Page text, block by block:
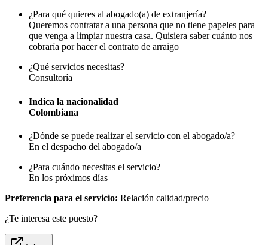
¿Para qué quieres al abogado(a) de extranjería?
Queremos contratar a una persona que no tiene papeles para
que venga a limpiar nuestra casa. Quisiera saber cuánto nos
cobraría por hacer el contrato de arraigo
¿Qué servicios necesitas?
Consultoría
Indica la nacionalidad
Colombiana
¿Dónde se puede realizar el servicio con el abogado/a?
En el despacho del abogado/a
¿Para cuándo necesitas el servicio?
En los próximos días
Preferencia para el servicio: Relación calidad/precio
¿Te interesa este puesto?